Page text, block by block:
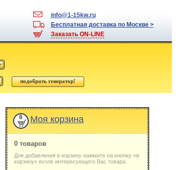
info@1-15kw.ru
Бесплатная доставка по Москве >
Заказать ON-LINE
0 Моя корзина
0 товаров
Для добавления в корзину нажмите на кнопку «в
корзину» возле интересующего Вас товара.